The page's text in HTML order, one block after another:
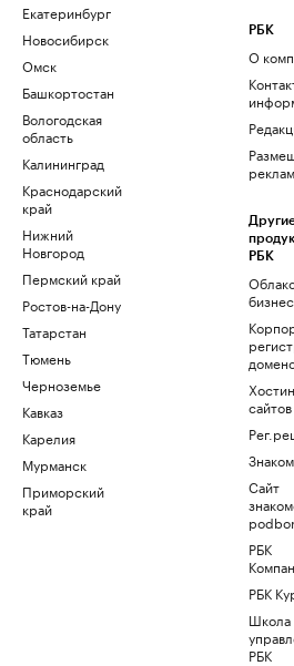
Екатеринбург
Новосибирск
Омск
Башкортостан
Вологодская
область
Калининград
Краснодарский
край
Нижний
Новгород
Пермский край
Ростов-на-Дону
Татарстан
Тюмень
Черноземье
Кавказ
Карелия
Мурманск
Приморский
край
РБК
О
РБК
сайтов
Сайт
РБК
РБК
Школа
РБК